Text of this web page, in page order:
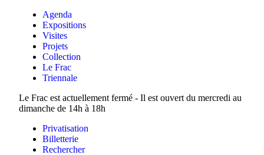
Agenda
Expositions
Visites
Projets
Collection
Le Frac
Triennale
Le Frac est actuellement fermé - Il est ouvert du mercredi au
dimanche de 14h à 18h
Privatisation
Billetterie
Rechercher